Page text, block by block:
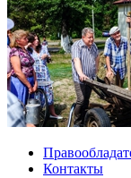
Контакты